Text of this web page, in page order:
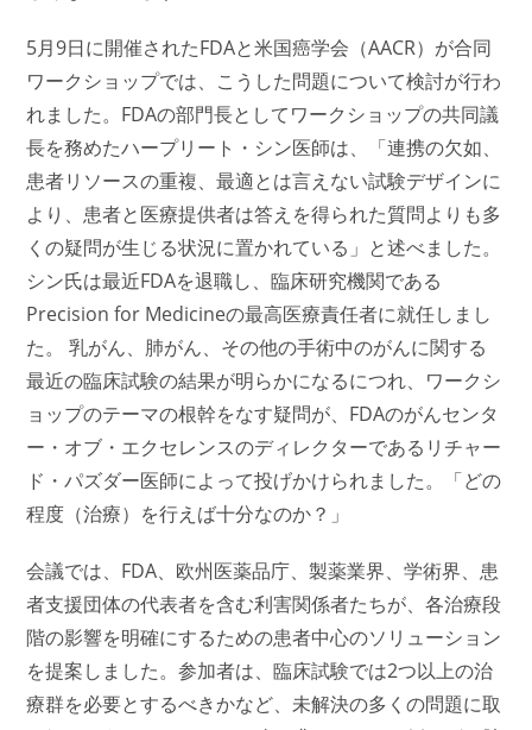
5月9日に開催されたFDAと米国癌学会（AACR）が合同
ワークショップでは、こうした問題について検討が行わ
れました。FDAの部門長としてワークショップの共同議
長を務めたハープリート・シン医師は、「連携の欠如、
患者リソースの重複、最適とは言えない試験デザインに
より、患者と医療提供者は答えを得られた質問よりも多
くの疑問が生じる状況に置かれている」と述べました。
シン氏は最近FDAを退職し、臨床研究機関である
Precision for Medicineの最高医療責任者に就任しまし
た。 乳がん、肺がん、その他の手術中のがんに関する
最近の臨床試験の結果が明らかになるにつれ、ワークシ
ョップのテーマの根幹をなす疑問が、FDAのがんセンタ
ー・オブ・エクセレンスのディレクターであるリチャー
ド・パズダー医師によって投げかけられました。「どの
程度（治療）を行えば十分なのか？」
会議では、FDA、欧州医薬品庁、製薬業界、学術界、患
者支援団体の代表者を含む利害関係者たちが、各治療段
階の影響を明確にするための患者中心のソリューション
を提案しました。参加者は、臨床試験では2つ以上の治
療群を必要とするべきかなど、未解決の多くの問題に取